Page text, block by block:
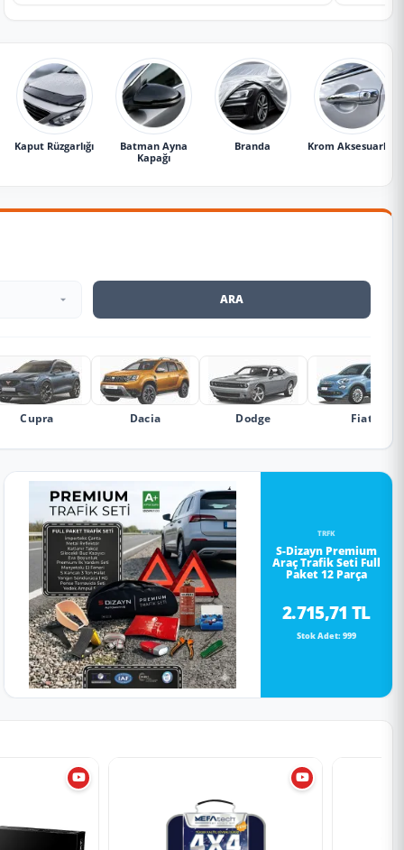
Kaput Rüzgarlığı
Batman Ayna
Kapağı
Branda Krom Aksesuarlar
ARA
Cupra Dacia Dodge Fiat
TRFK
S-Dizayn Premium
Araç Trafik Seti Full
Paket 12 Parça
2.715,71 TL
Stok Adet: 999